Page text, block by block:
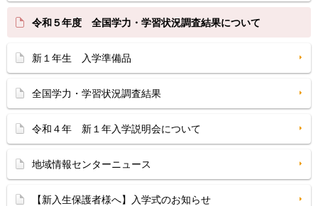
令和５年度 全国学力・学習状況調査結果について
新１年生 入学準備品
全国学力・学習状況調査結果
令和４年 新１年入学説明会について
地域情報センターニュース
【新入生保護者様へ】入学式のお知らせ